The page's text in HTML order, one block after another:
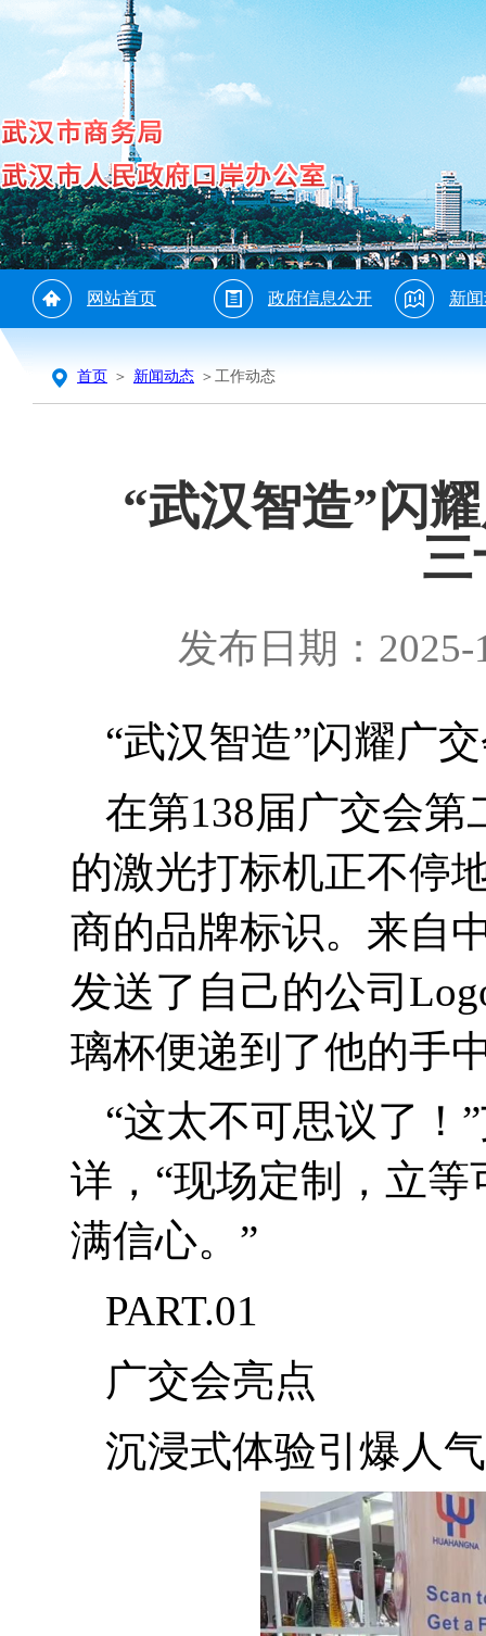
网站首页 政府信息公开 新
首页 ＞ 新闻动态 ＞工作动态
“武汉智造”闪
三
发布日期：
“武汉智造”闪耀广
在第138届广交会第
的激光打标机正不停
商的品牌标识。 来自
发送了自己的公司
璃杯便递到了他的手
“这太不可思议了！
详， “现场定制，立
满信心。”
PART.01
广交会亮点
沉浸式体验引爆人气